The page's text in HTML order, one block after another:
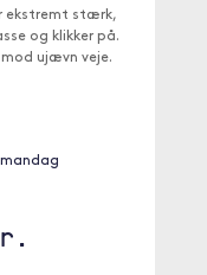
ekstremt stærk,
og klikker på.
ujævn veje.
mandag